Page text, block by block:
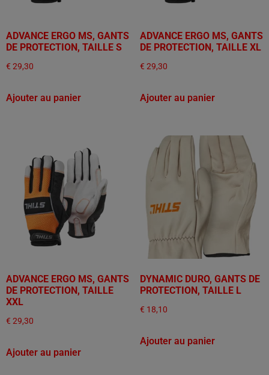
ADVANCE ERGO MS, GANTS
DE PROTECTION, TAILLE S
€ 29,30
Ajouter au panier
ADVANCE ERGO MS, GANTS
DE PROTECTION, TAILLE XL
€ 29,30
Ajouter au panier
ADVANCE ERGO MS, GANTS
DE PROTECTION, TAILLE
XXL
€ 29,30
Ajouter au panier
DYNAMIC DURO, GANTS DE
PROTECTION, TAILLE L
€ 18,10
Ajouter au panier